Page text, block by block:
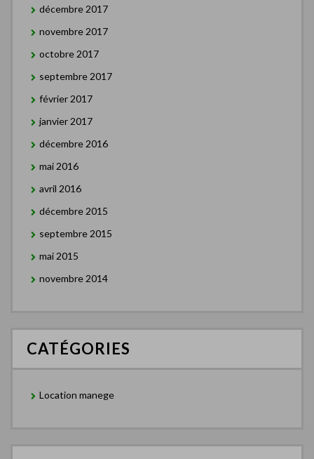
décembre 2017
novembre 2017
octobre 2017
septembre 2017
février 2017
janvier 2017
décembre 2016
mai 2016
avril 2016
décembre 2015
septembre 2015
mai 2015
novembre 2014
CATÉGORIES
Location manege